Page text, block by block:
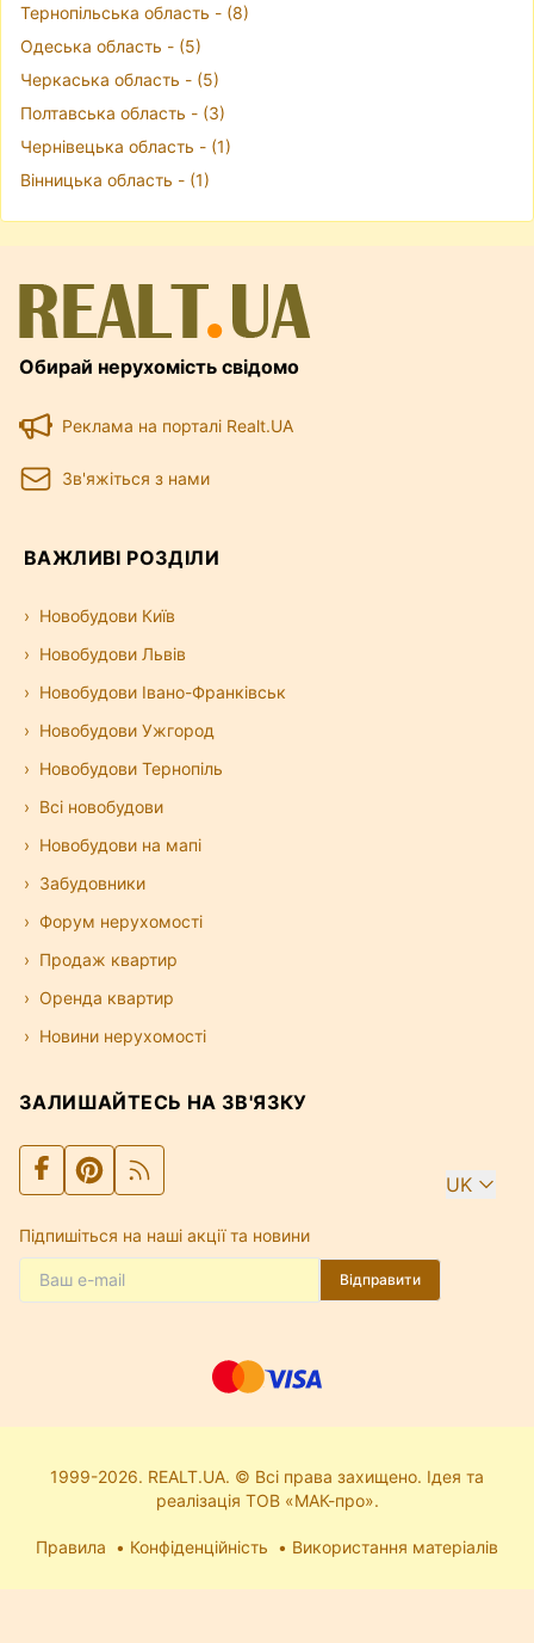
Тернопільська область - (8)
Одеська область - (5)
Черкаська область - (5)
Полтавська область - (3)
Чернівецька область - (1)
Вінницька область - (1)
Обирай нерухомість свідомо
Реклама на порталі Realt.UA
Зв'яжіться з нами
ВАЖЛИВІ РОЗДІЛИ
Новобудови Київ
Новобудови Львів
Новобудови Івано-Франківськ
Новобудови Ужгород
Новобудови Тернопіль
Всі новобудови
Новобудови на мапі
Забудовники
Форум нерухомості
Продаж квартир
Оренда квартир
Новини нерухомості
ЗАЛИШАЙТЕСЬ НА ЗВ'ЯЗКУ
UK
Підпишіться на наші акції та новини
Відправити
1999-2026. REALT.UA. © Всі права захищено. Ідея та
реалізація ТОВ «МАК-про».
Правила Конфіденційність Використання матеріалів